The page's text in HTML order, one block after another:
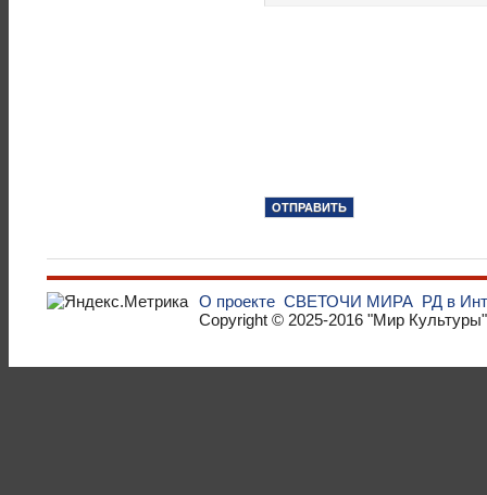
О проекте СВЕТОЧИ МИРА РД в
Copyright © 2025-2016 "Мир Культуры"